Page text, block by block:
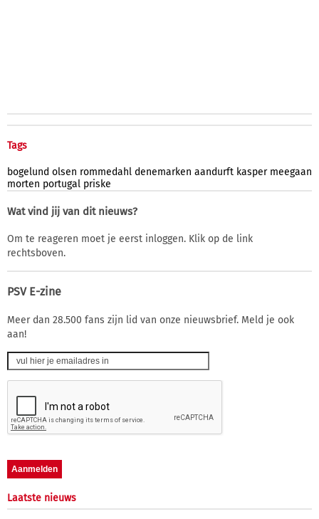
Tags
bogelund olsen rommedahl denemarken aandurft kasper meegaan
morten portugal priske
Wat vind jij van dit nieuws?
Om te reageren moet je eerst inloggen. Klik op de link
rechtsboven.
PSV E-zine
Meer dan 28.500 fans zijn lid van onze nieuwsbrief. Meld je ook
aan!
Laatste nieuws